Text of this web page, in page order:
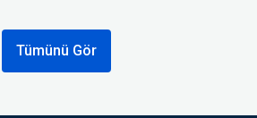
Tümünü Gör